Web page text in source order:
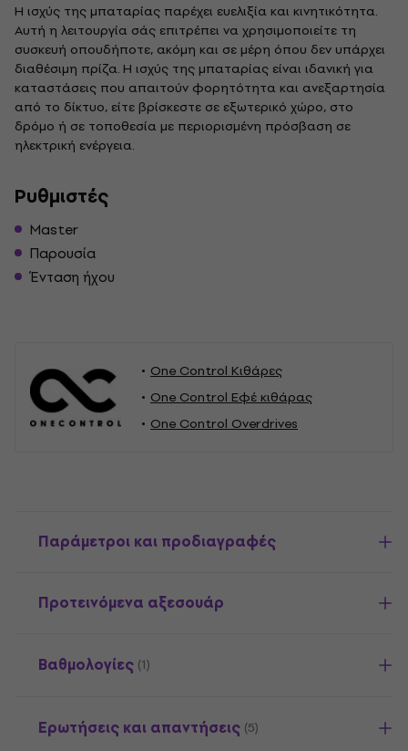
Η ισχύς της μπαταρίας παρέχει ευελιξία και κινητικότητα.
Αυτή η λειτουργία σάς επιτρέπει να χρησιμοποιείτε τη
συσκευή οπουδήποτε, ακόμη και σε μέρη όπου δεν υπάρχει
διαθέσιμη πρίζα. Η ισχύς της μπαταρίας είναι ιδανική για
καταστάσεις που απαιτούν φορητότητα και ανεξαρτησία
από το δίκτυο, είτε βρίσκεστε σε εξωτερικό χώρο, στο
δρόμο ή σε τοποθεσία με περιορισμένη πρόσβαση σε
ηλεκτρική ενέργεια.
Ρυθμιστές
Master
Παρουσία
Ένταση ήχου
One Control Κιθάρες
One Control Εφέ κιθάρας
One Control Overdrives
Παράμετροι και προδιαγραφές
Προτεινόμενα αξεσουάρ
Βαθμολογίες (1)
Ερωτήσεις και απαντήσεις (5)